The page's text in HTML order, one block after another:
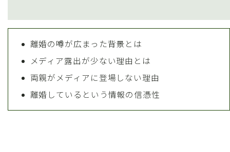
離婚の噂が広まった背景とは
メディア露出が少ない理由とは
両親がメディアに登場しない理由
離婚しているという情報の信憑性